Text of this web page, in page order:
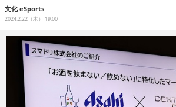
産業政策
連載
イベント/セミナー
eスポーツ
文化 eSports
2024.2.22（木） 19:00